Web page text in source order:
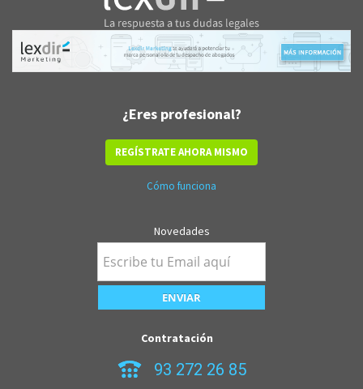
¿Eres profesional?
REGÍSTRATE AHORA MISMO
Cómo funciona
Novedades
Contratación
93 272 26 85